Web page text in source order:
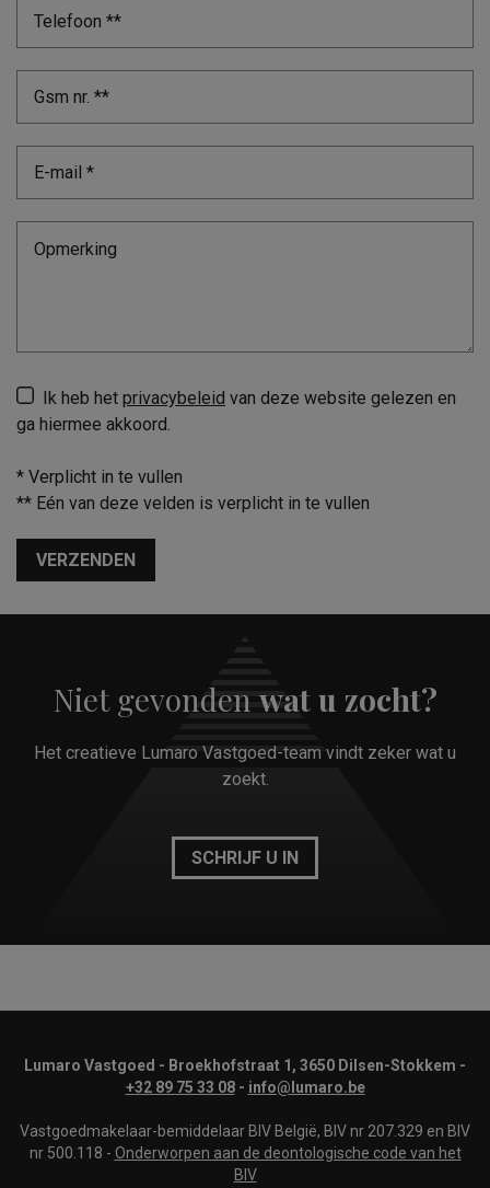
Ik heb het privacybeleid van deze website gelezen en
ga hiermee akkoord.
* Verplicht in te vullen
** Eén van deze velden is verplicht in te vullen
VERZENDEN
Niet gevondenwat u zocht?
Het creatieve Lumaro Vastgoed-team vindt zeker wat u
zoekt.
SCHRIJF U IN
Lumaro Vastgoed - Broekhofstraat 1, 3650 Dilsen-Stokkem -
+32 89 75 33 08- info@lumaro.be
Vastgoedmakelaar-bemiddelaar BIV België, BIV nr 207.329 en BIV
nr 500.118 - Onderworpen aan de deontologische code van het
BIV